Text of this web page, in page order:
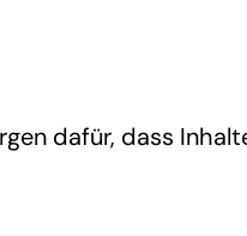
dafür, dass